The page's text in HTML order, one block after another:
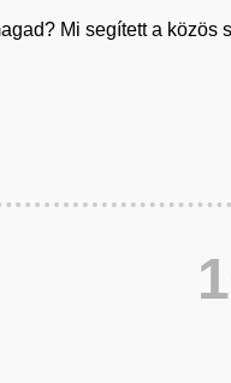
Mi segített a közös